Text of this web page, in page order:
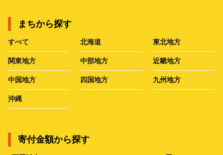
まちから探す
すべて 北海道 東北地方
関東地方 中部地方 近畿地方
中国地方 四国地方 九州地方
沖縄
寄付金額から探す